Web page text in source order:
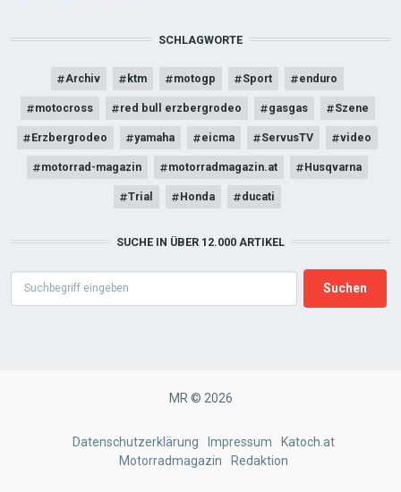
SCHLAGWORTE
Archiv ktm motogp Sport enduro
motocross red bull erzbergrodeo gasgas Szene
Erzbergrodeo yamaha eicma ServusTV video
motorrad-magazin motorradmagazin.at Husqvarna
Trial Honda ducati
SUCHE IN ÜBER 12.000 ARTIKEL
MR © 2026
Datenschutzerklärung Impressum
Katoch.at
Motorradmagazin
Redaktion